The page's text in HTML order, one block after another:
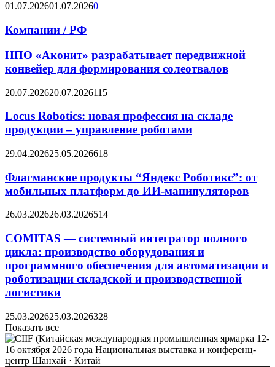
01.07.202601.07.20260
Компании / РФ
НПО «Аконит» разрабатывает передвижной
конвейер для формирования солеотвалов
20.07.202620.07.2026115
Locus Robotics: новая профессия на складе
продукции – управление роботами
29.04.202625.05.2026618
Флагманские продукты “Яндекс Роботикс”: от
мобильных платформ до ИИ-манипуляторов
26.03.202626.03.2026514
COMITAS — системный интегратор полного
цикла: производство оборудования и
программного обеспечения для автоматизации и
роботизации складской и производственной
логистики
25.03.202625.03.2026328
Показать все